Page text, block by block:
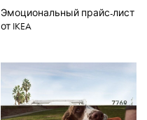
Эмоциональный прайс-лист
от IKEA